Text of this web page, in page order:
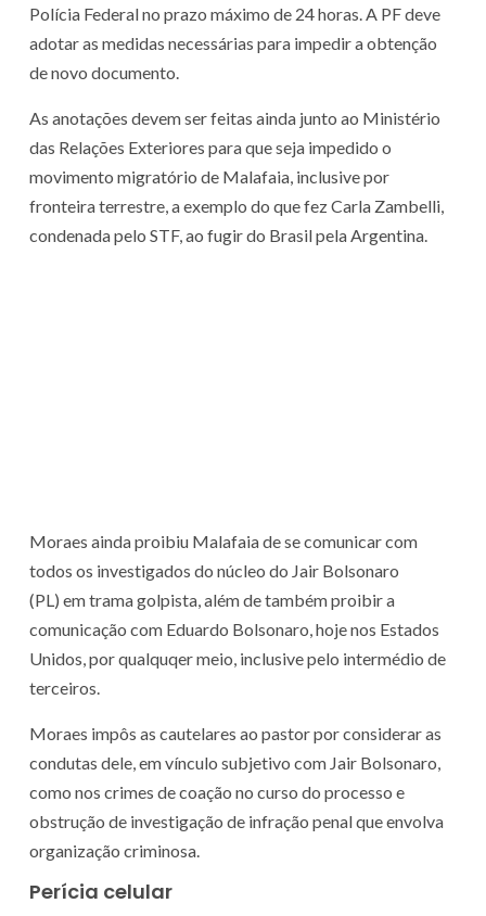
Polícia Federal no prazo máximo de 24 horas. A PF deve
adotar as medidas necessárias para impedir a obtenção
de novo documento.
As anotações devem ser feitas ainda junto ao Ministério
das Relações Exteriores para que seja impedido o
movimento migratório de Malafaia, inclusive por
fronteira terrestre, a exemplo do que fez Carla Zambelli,
condenada pelo STF, ao fugir do Brasil pela Argentina.
Moraes ainda proibiu Malafaia de se comunicar com
todos os investigados do núcleo do Jair Bolsonaro
(PL) em trama golpista, além de também proibir a
comunicação com Eduardo Bolsonaro, hoje nos Estados
Unidos, por qualquqer meio, inclusive pelo intermédio de
terceiros.
Moraes impôs as cautelares ao pastor por considerar as
condutas dele, em vínculo subjetivo com Jair Bolsonaro,
como nos crimes de coação no curso do processo e
obstrução de investigação de infração penal que envolva
organização criminosa.
Perícia celular